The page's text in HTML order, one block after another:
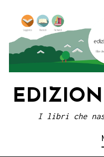
content
I libri che